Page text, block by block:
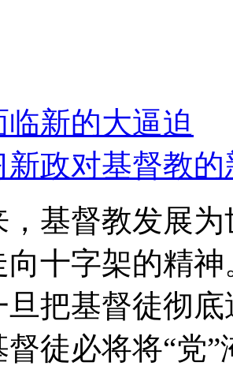
新的大逼迫
政对基督教的
，基督教发展
向十字架的精
旦把基督徒彻
徒必将将“党”